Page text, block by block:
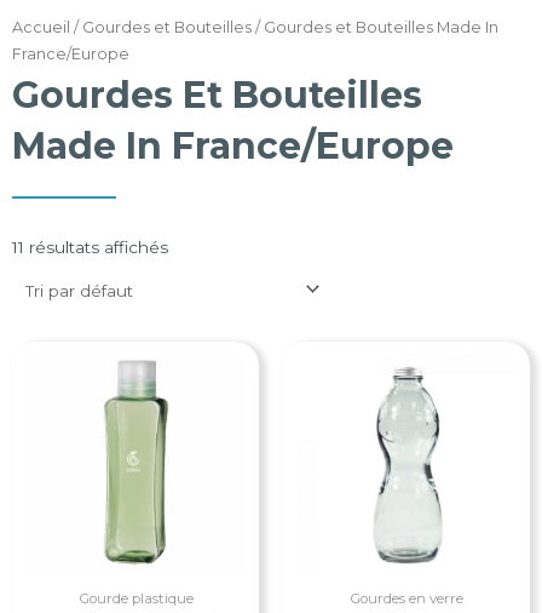
Accueil / Gourdes et Bouteilles / Gourdes et Bouteilles Made In
France/Europe
Gourdes Et Bouteilles
Made In France/Europe
11 résultats affichés
Gourde plastique Gourdes en verre